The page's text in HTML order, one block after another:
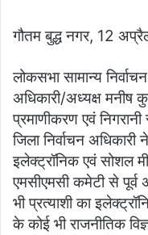
गौतम बुद्ध नगर, 12
लोकसभा सामान्य
अधिकारी/अध्यक्ष मनीष
प्रमाणीकरण एवं
जिला निर्वाचन अधिकारी
इलेक्ट्रॉनिक एवं सोशल
एमसीएमसी कमेटी से पूर्व
भी प्रत्याशी का
के कोई भी राजनीतिक